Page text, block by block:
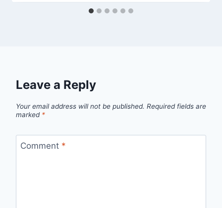
Leave a Reply
Your email address will not be published. Required fields are
marked *
Comment *